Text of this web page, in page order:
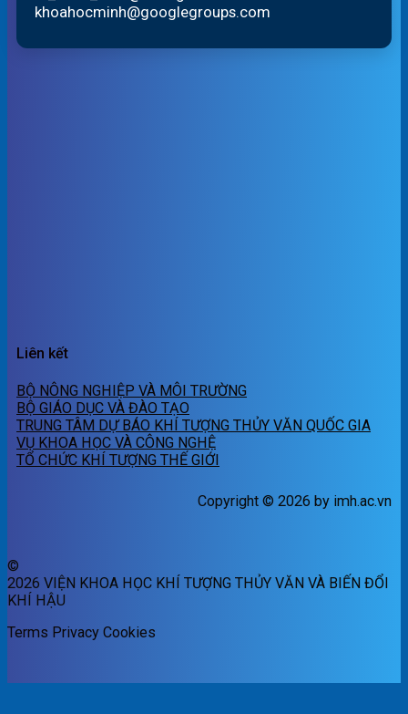
khoahocminh@googlegroups.com
Liên kết
BỘ NÔNG NGHIỆP VÀ MÔI TRƯỜNG
BỘ GIÁO DỤC VÀ ĐÀO TẠO
TRUNG TÂM DỰ BÁO KHÍ TƯỢNG THỦY VĂN QUỐC GIA
VỤ KHOA HỌC VÀ CÔNG NGHỆ
TỔ CHỨC KHÍ TƯỢNG THẾ GIỚI
Copyright © 2026 by imh.ac.vn
©
2026 VIỆN KHOA HỌC KHÍ TƯỢNG THỦY VĂN VÀ BIẾN ĐỔI
KHÍ HẬU
Terms Privacy Cookies